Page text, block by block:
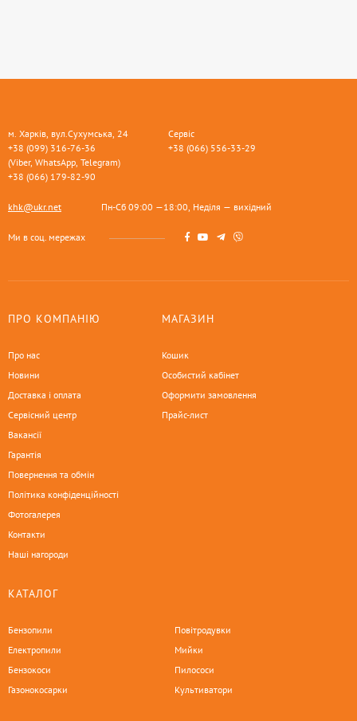
м. Харків, вул.Сухумська, 24
+38 (099) 316-76-36
(Viber, WhatsApp, Telegram)
+38 (066) 179-82-90
Сервіс
+38 (066) 556-33-29
khk@ukr.net Пн-Сб 09:00 —18:00, Неділя — вихідний
Ми в соц. мережах
ПРО КОМПАНІЮ
Про нас
Новини
Доставка і оплата
Сервісний центр
Вакансії
Гарантія
Повернення та обмін
Політика конфіденційності
Фотогалерея
Контакти
Наші нагороди
МАГАЗИН
Кошик
Особистий кабінет
Оформити замовлення
Прайс-лист
КАТАЛОГ
Бензопили
Електропили
Бензокоси
Газонокосарки
Повітродувки
Мийки
Пилососи
Культиватори